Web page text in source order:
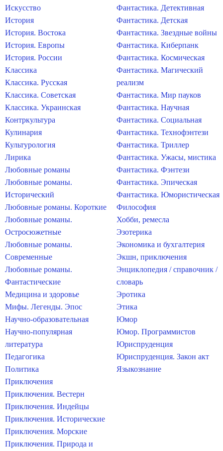
Искусство
История
История. Востока
История. Европы
История. России
Классика
Классика. Русская
Классика. Советская
Классика. Украинская
Контркультура
Кулинария
Культурология
Лирика
Любовные романы
Любовные романы.
Исторический
Любовные романы. Короткие
Любовные романы.
Остросюжетные
Любовные романы.
Современные
Любовные романы.
Фантастические
Медицина и здоровье
Мифы. Легенды. Эпос
Научно-образовательная
Научно-популярная
литература
Педагогика
Политика
Приключения
Приключения. Вестерн
Приключения. Индейцы
Приключения. Исторические
Приключения. Морские
Приключения. Природа и
Фантастика. Детективная
Фантастика. Детская
Фантастика. Звездные войны
Фантастика. Киберпанк
Фантастика. Космическая
Фантастика. Магический
реализм
Фантастика. Мир пауков
Фантастика. Научная
Фантастика. Социальная
Фантастика. Технофэнтези
Фантастика. Триллер
Фантастика. Ужасы, мистика
Фантастика. Фэнтези
Фантастика. Эпическая
Фантастика. Юмористическая
Философия
Хобби, ремесла
Эзотерика
Экономика и бухгалтерия
Экшн, приключения
Энциклопедия / справочник /
словарь
Эротика
Этика
Юмор
Юмор. Программистов
Юриспруденция
Юриспруденция. Закон акт
Языкознание